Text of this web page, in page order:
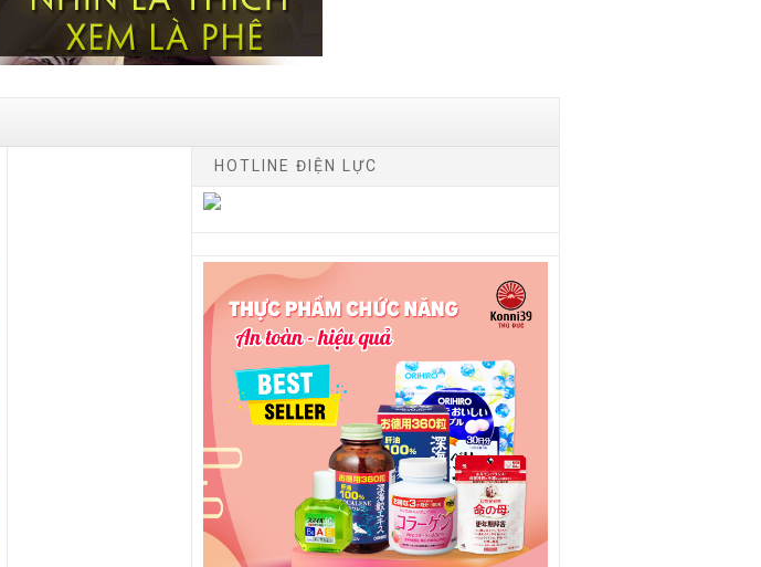
HOTLINE ĐIỆN LỰC